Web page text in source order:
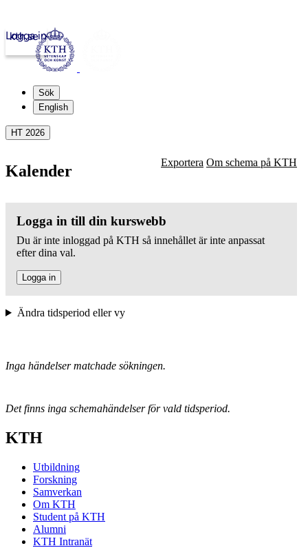
kth.se
Logga in
Sök
English
HT 2026
Kalender Exportera Om schema på KTH
Logga in till din kurswebb
Du är inte inloggad på KTH så innehållet är inte anpassat
efter dina val.
Logga in
Ändra tidsperiod eller vy
Inga händelser matchade sökningen.
Det finns inga schemahändelser för vald tidsperiod.
KTH
Utbildning
Forskning
Samverkan
Om KTH
Student på KTH
Alumni
KTH Intranät